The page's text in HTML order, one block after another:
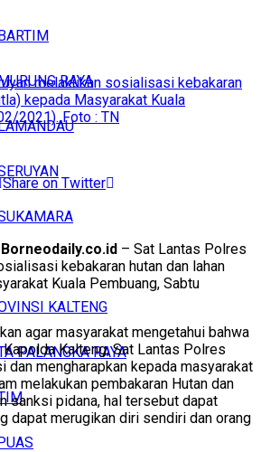
RAYA
KALTENG
PALANGKA RAYA
melakukan sosialisasi kebakaran
kepada Masyarakat Kuala
2021). Foto : TN
Share on Twitter
Borneodaily.co.id – Sat Lantas Polres
kebakaran hutan dan lahan
Kuala Pembuang, Sabtu
agar masyarakat mengetahui bahwa
Kalteng, Sat Lantas Polres
dan mengharapkan kepada masyarakat
melakukan pembakaran Hutan dan
sanksi pidana, hal tersebut dapat
dapat merugikan diri sendiri dan orang